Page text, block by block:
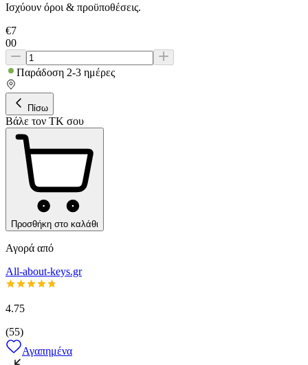
Ισχύουν όροι & προϋποθέσεις.
€7
00
Παράδοση 2-3 ημέρες
Πίσω
Βάλε τον ΤΚ σου
Προσθήκη στο καλάθι
Αγορά από
All-about-keys.gr
4.75
(55)
Αγαπημένα